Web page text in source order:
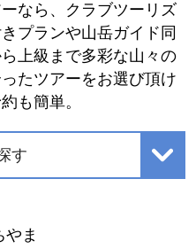
なら、クラブツーリズ
プランや山岳ガイド同
上級まで多彩な山々の
たツアーをお選び頂け
も簡単。
す
やま